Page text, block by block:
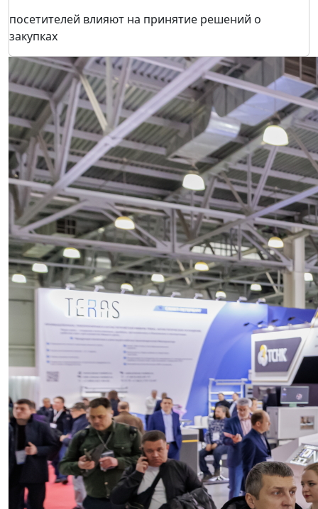
посетителей влияют на принятие решений о
закупках